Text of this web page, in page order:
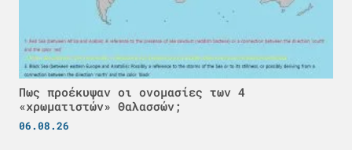
Πως προέκυψαν οι ονομασίες των 4
«χρωματιστών» Θαλασσών;
06.08.26